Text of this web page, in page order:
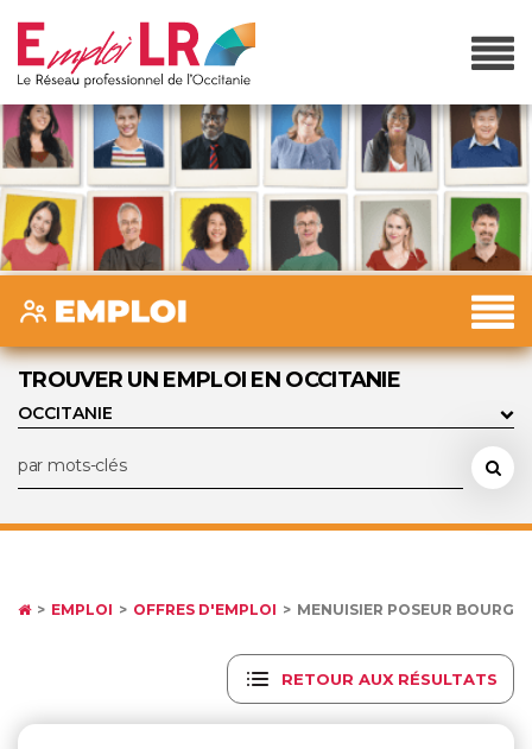
TROUVER UN EMPLOI EN OCCITANIE
EMPLOI OFFRES D'EMPLOI MENUISIER POSEUR
RETOUR AUX RÉSULTATS